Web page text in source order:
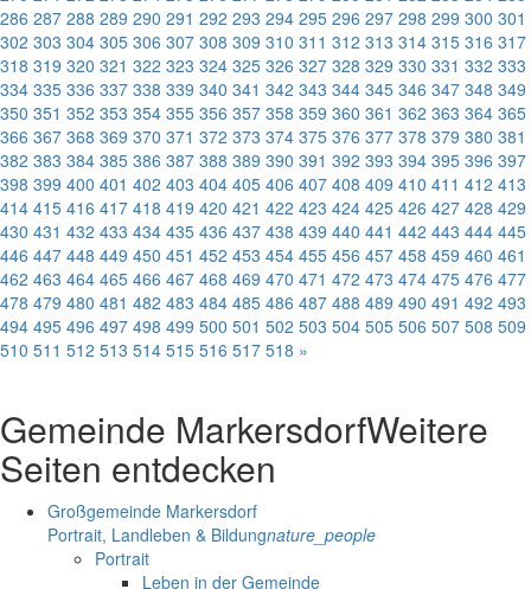
286 287 288 289 290 291 292 293 294 295 296 297 298 299 300 301
302 303 304 305 306 307 308 309 310 311 312 313 314 315 316 317
318 319 320 321 322 323 324 325 326 327 328 329 330 331 332 333
334 335 336 337 338 339 340 341 342 343 344 345 346 347 348 349
350 351 352 353 354 355 356 357 358 359 360 361 362 363 364 365
366 367 368 369 370 371 372 373 374 375 376 377 378 379 380 381
382 383 384 385 386 387 388 389 390 391 392 393 394 395 396 397
398 399 400 401 402 403 404 405 406 407 408 409 410 411 412 413
414 415 416 417 418 419 420 421 422 423 424 425 426 427 428 429
430 431 432 433 434 435 436 437 438 439 440 441 442 443 444 445
446 447 448 449 450 451 452 453 454 455 456 457 458 459 460 461
462 463 464 465 466 467 468 469 470 471 472 473 474 475 476 477
478 479 480 481 482 483 484 485 486 487 488 489 490 491 492 493
494 495 496 497 498 499 500 501 502 503 504 505 506 507 508 509
510 511 512 513 514 515 516 517 518 »
Gemeinde MarkersdorfWeitere
Seiten entdecken
Großgemeinde Markersdorf
Portrait, Landleben & Bildungnature_people
Portrait
Leben in der Gemeinde